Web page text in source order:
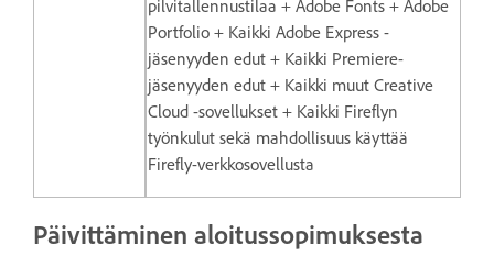
pilvitallennustilaa + Adobe Fonts + Adobe
Portfolio + Kaikki Adobe Express -
jäsenyyden edut + Kaikki Premiere-
jäsenyyden edut + Kaikki muut Creative
Cloud -sovellukset + Kaikki Fireflyn
työnkulut sekä mahdollisuus käyttää
Firefly-verkkosovellusta
Päivittäminen aloitussopimuksesta